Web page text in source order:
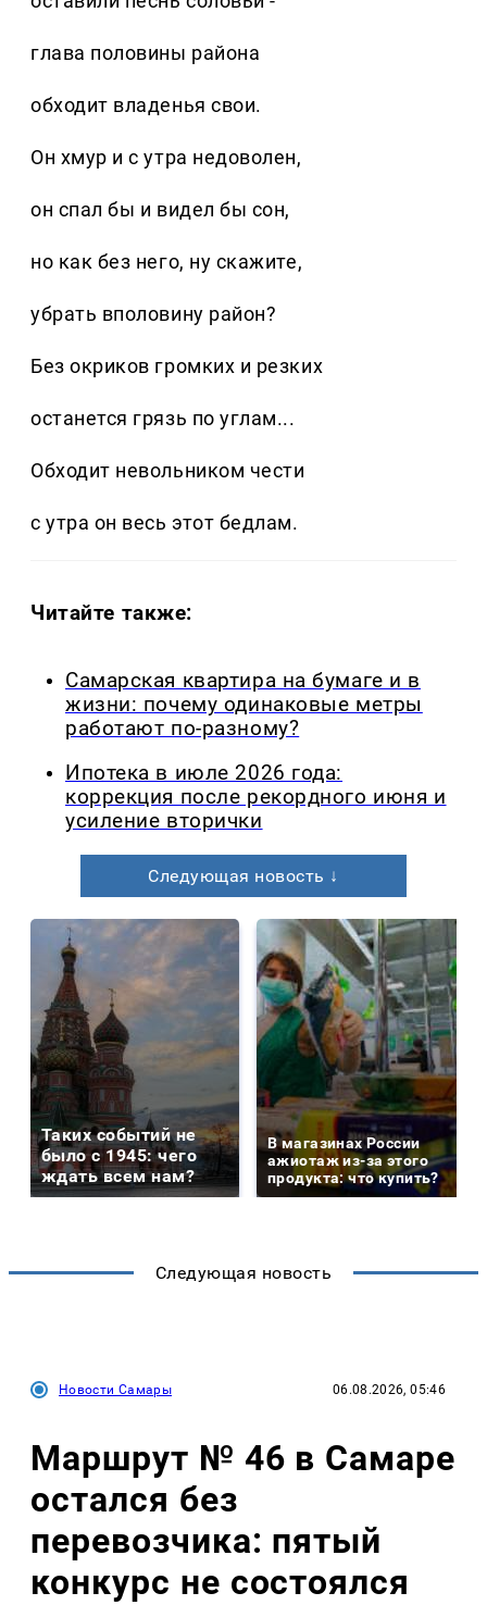
глава половины района
обходит владенья свои.
Он хмур и с утра недоволен,
он спал бы и видел бы сон,
но как без него, ну скажите,
убрать вполовину район?
Без окриков громких и резких
останется грязь по углам...
Обходит невольником чести
с утра он весь этот бедлам.
Читайте также:
Самарская квартира на бумаге и в
жизни: почему одинаковые метры
работают по-разному?
Ипотека в июле 2026 года:
коррекция после рекордного июня и
усиление вторички
Следующая новость ↓
Таких событий не
было с 1945: чего
ждать всем нам?
В магазинах России
ажиотаж из-за этого
продукта: что купить?
Следующая новость
Новости Самары 06.08.2026, 05:46
Маршрут № 46 в Самаре
остался без
перевозчика: пятый
конкурс не состоялся